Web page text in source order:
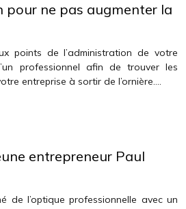
pour ne pas augmenter la
points de l’administration de votre
professionnel afin de trouver les
entreprise à sortir de l’ornière….
entrepreneur Paul
de l’optique professionnelle avec un